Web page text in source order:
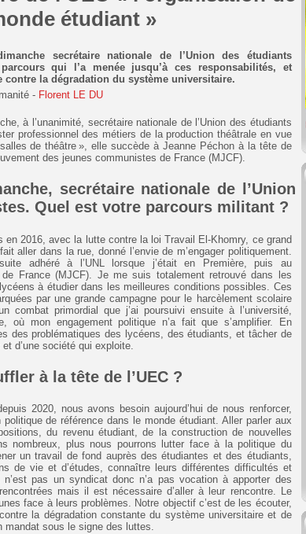
étudiant »
secrétaire nationale de l’Union des étudiants
qui l’a menée jusqu’à ces responsabilités, et
la dégradation du système universitaire.
- Florent LE DU
à l’unanimité, secrétaire nationale de l’Union des étudiants
professionnel des métiers de la production théâtrale en vue
de théâtre », elle succède à Jeanne Péchon à la tête de
des jeunes communistes de France (MJCF).
secrétaire nationale de l’Union
Quel est votre parcours militant ?
2016, avec la lutte contre la loi Travail El-Khomry, ce grand
aller dans la rue, donné l’envie de m’engager politiquement.
adhéré à l’UNL lorsque j’était en Première, puis au
France (MJCF). Je me suis totalement retrouvé dans les
à étudier dans les meilleures conditions possibles. Ces
par une grande campagne pour le harcèlement scolaire
combat primordial que j’ai poursuivi ensuite à l’université,
où mon engagement politique n’a fait que s’amplifier. En
des problématiques des lycéens, des étudiants, et tâcher de
d’une société qui exploite.
à la tête de l’UEC ?
2020, nous avons besoin aujourd’hui de nous renforcer,
politique de référence dans le monde étudiant. Aller parler aux
du revenu étudiant, de la construction de nouvelles
nombreux, plus nous pourrons lutter face à la politique du
un travail de fond auprès des étudiantes et des étudiants,
de vie et d’études, connaître leurs différentes difficultés et
n’est pas un syndicat donc n’a pas vocation à apporter des
mais il est nécessaire d’aller à leur rencontre. Le
face à leurs problèmes. Notre objectif c’est de les écouter,
la dégradation constante du système universitaire et de
mandat sous le signe des luttes.